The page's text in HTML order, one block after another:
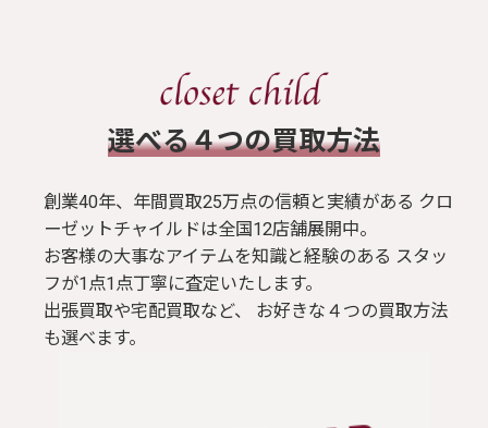
​選べる４つの買取方法
創業40年、年間買取25万点の信頼と実績がある クロ
ーゼットチャイルドは全国12店舗展開中。
お客様の大事なアイテムを知識と経験のある スタッ
フが1点1点丁寧に査定いたします。
出張買取や宅配買取など、 お好きな４つの買取方法
も選べます。